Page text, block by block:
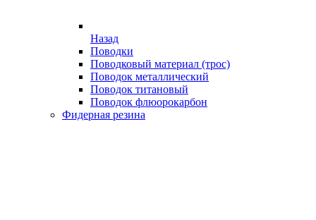
Назад
Поводки
Поводковый материал (трос)
Поводок металлический
Поводок титановый
Поводок флюорокарбон
Фидерная резина